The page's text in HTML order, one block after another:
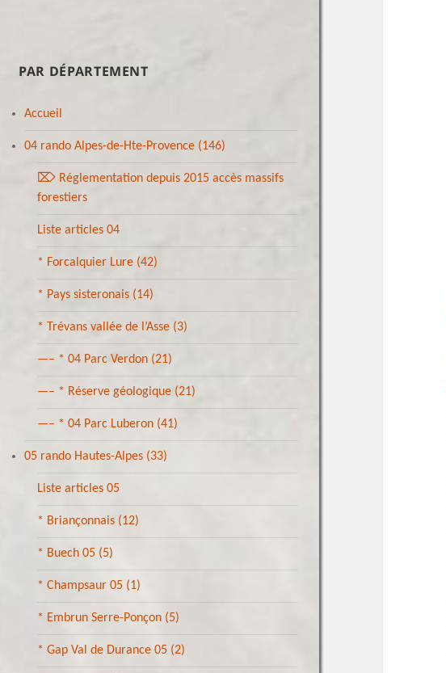
PAR DÉPARTEMENT
Accueil
04 rando Alpes-de-Hte-Provence (146)
⌦ Réglementation depuis 2015 accès massifs
forestiers
Liste articles 04
* Forcalquier Lure (42)
* Pays sisteronais (14)
* Trévans vallée de l’Asse (3)
—– * 04 Parc Verdon (21)
—– * Réserve géologique (21)
—– * 04 Parc Luberon (41)
05 rando Hautes-Alpes (33)
Liste articles 05
* Briançonnais (12)
* Buech 05 (5)
* Champsaur 05 (1)
* Embrun Serre-Ponçon (5)
* Gap Val de Durance 05 (2)